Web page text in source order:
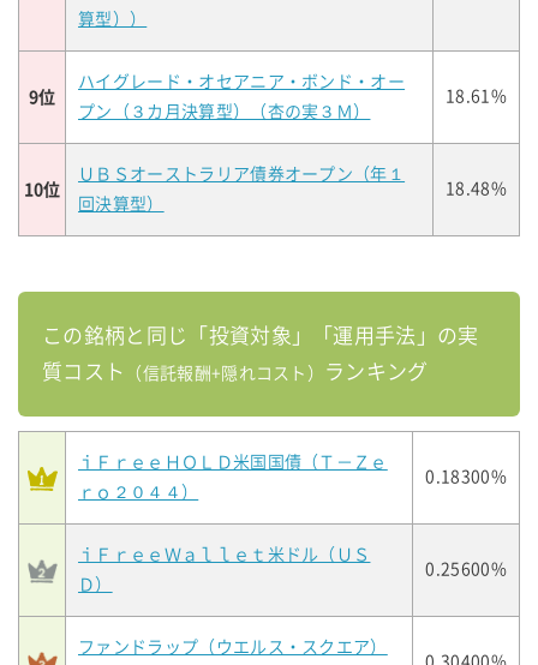
算型））
9位
ハイグレード・オセアニア・ボンド・オー
プン（３カ月決算型）（杏の実３Ｍ）
18.61%
10位
ＵＢＳオーストラリア債券オープン（年１
回決算型）
18.48%
この銘柄と同じ「投資対象」「運用手法」の実
質コスト
（信託報酬+隠れコスト） ランキング
ｉＦｒｅｅＨＯＬＤ米国国債（Ｔ－Ｚｅ
ｒｏ２０４４）
0.18300%
ｉＦｒｅｅＷａｌｌｅｔ米ドル（ＵＳ
Ｄ）
0.25600%
ファンドラップ（ウエルス・スクエア）
0.30400%